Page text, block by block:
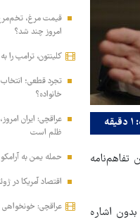
اشاره
امروز چند شد؟
کلینتون، ترامپ
تجرد قطعی؛
خانواده؟
عراقچی: ایران
ظلم است
حمله یمن به آرامکو
اقتصاد آمریکا در ژوئیه ۲۳ هزار شغل از
عراقچی: خونخواهی